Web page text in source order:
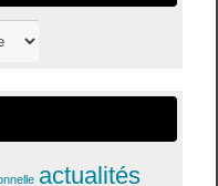
actualités